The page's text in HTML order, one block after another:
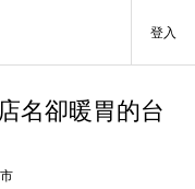
登入
名卻暖胃的台